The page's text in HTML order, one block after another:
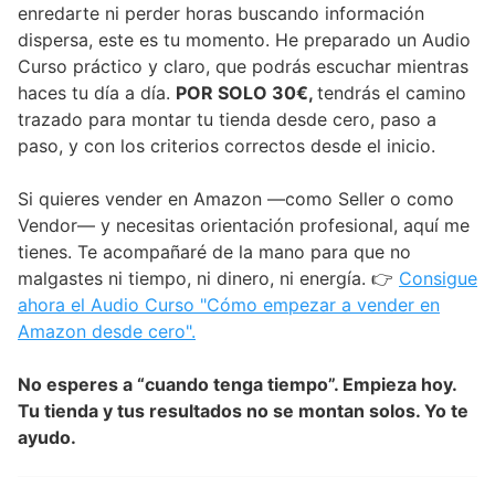
enredarte ni perder horas buscando información
dispersa, este es tu momento. He preparado un Audio
Curso práctico y claro, que podrás escuchar mientras
haces tu día a día. POR SOLO 30€, tendrás el camino
trazado para montar tu tienda desde cero, paso a
paso, y con los criterios correctos desde el inicio.
Si quieres vender en Amazon —como Seller o como
Vendor— y necesitas orientación profesional, aquí me
tienes. Te acompañaré de la mano para que no
malgastes ni tiempo, ni dinero, ni energía. 👉 Consigue
ahora el Audio Curso "Cómo empezar a vender en
Amazon desde cero".
No esperes a “cuando tenga tiempo”. Empieza hoy.
Tu tienda y tus resultados no se montan solos. Yo te
ayudo.